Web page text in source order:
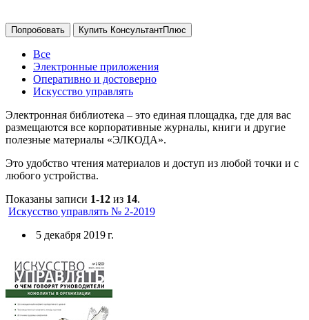
Попробовать Купить КонсультантПлюс
Все
Электронные приложения
Оперативно и достоверно
Искусство управлять
Электронная библиотека – это единая площадка, где для вас
размещаются все корпоративные журналы, книги и другие
полезные материалы «ЭЛКОДА».
Это удобство чтения материалов и доступ из любой точки и с
любого устройства.
Показаны записи 1-12 из 14.
Искусство управлять № 2-2019
5 декабря 2019 г.